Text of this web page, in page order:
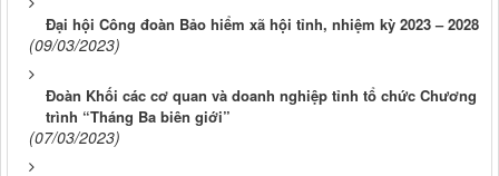
Đại hội Công đoàn Bảo hiểm xã hội tỉnh, nhiệm kỳ 2023 – 2028
(09/03/2023)
Đoàn Khối các cơ quan và doanh nghiệp tỉnh tổ chức Chương
trình “Tháng Ba biên giới”
(07/03/2023)